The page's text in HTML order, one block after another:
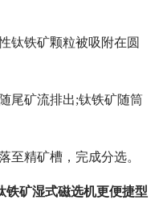
钛铁矿颗粒被吸附在圆
尾矿流排出;钛铁矿随筒
至精矿槽，完成分选。
铁矿湿式磁选机更便捷型